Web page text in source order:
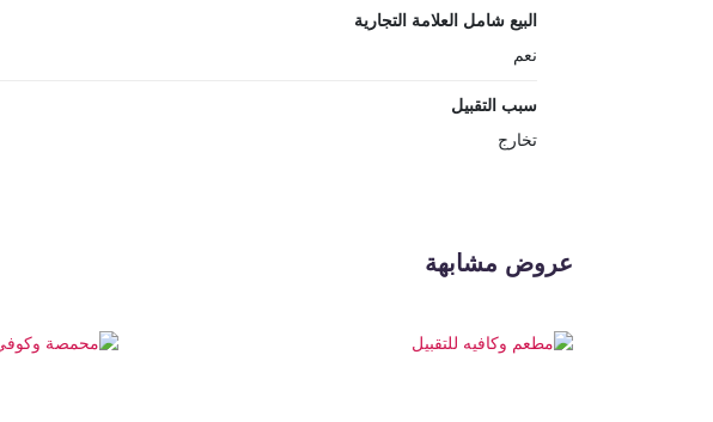
البيع شامل العلامة التجارية
نعم
سبب التقبيل
تخارج
عروض مشابهة